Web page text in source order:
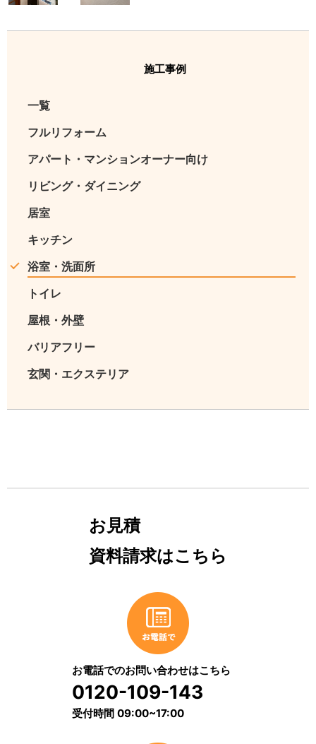
施工事例
一覧
フルリフォーム
アパート・マンションオーナー向け
リビング・ダイニング
居室
キッチン
浴室・洗面所
トイレ
屋根・外壁
バリアフリー
玄関・エクステリア
お見積
資料請求はこちら
お電話でのお問い合わせはこちら
0120-109-143
受付時間 09:00~17:00